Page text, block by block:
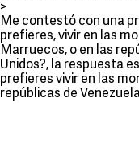
>
Me contestó con una
prefieres, vivir en las
Marruecos, o en las
Unidos?, la respuesta
prefieres vivir en las
repúblicas de